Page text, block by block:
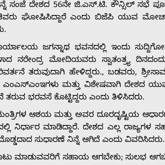
ಸಂಜೆ ದೇಶದ 56ನೇ ಜಿ.ಎಸ್.ಟಿ. ಕೌನ್ಸಿಲ್ ಸಭೆ
ಘೋಷಿಸಿದ್ದಾರೆ ಎಂದು ಬಿಜೆಪಿ ಯುವ
ಜಗನ್ನಾಥ ಭವನದಲ್ಲಿ ಇಂದು
ನರೇಂದ್ರ ಮೋದಿಯವರು ಸ್ವಾತಂತ್ರ್ಯ
ತರುವುದಾಗಿ ಹೇಳಿದ್ದರು., ಬಡವರು,
ಮತ್ತು ವಿಶೇಷವಾಗಿ ದೇಶದ
ತರುವ ಭರವಸೆ ಕೊಟ್ಟಿದ್ದರು ಎಂದು ತಿಳಿಸಿದರು.
ಆಶಯ ಮತ್ತು ಅವರ ದೂರದೃಷ್ಟಿಯ
ನಿರ್ಧಾರ ಮಾಡಿದ್ದಾರೆ. ದೇಶದ ಎಲ್ಲ
ಸುಧಾರಣೆ ನಿನ್ನೆ ಆಗಿದೆ ಎಂದು ವಿವರಿಸಿದರು.
ಮಾಡುವವರಿಗೆ ಸಹಾಯ ಆಗಬೇಕು; ಸುಲಭ